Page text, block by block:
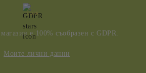
GDPR
е 100% съобразен с GDPR.
Моите лични данни